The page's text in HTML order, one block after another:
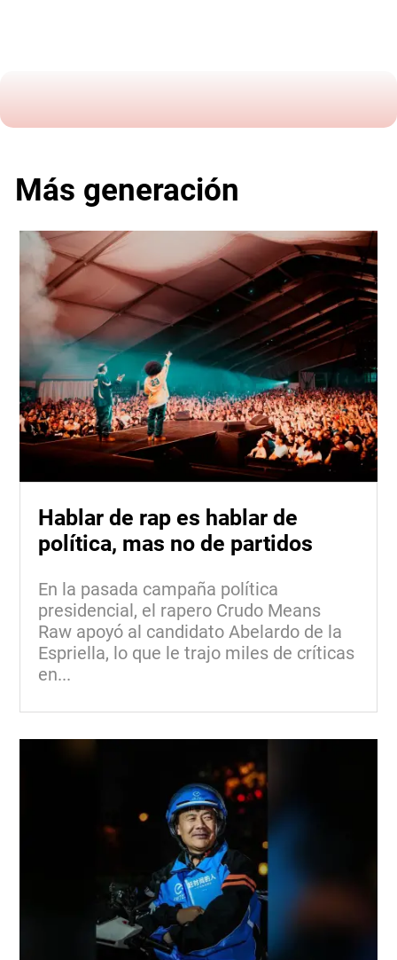
Más generación
Hablar de rap es hablar de
política, mas no de partidos
En la pasada campaña política
presidencial, el rapero Crudo Means
Raw apoyó al candidato Abelardo de la
Espriella, lo que le trajo miles de críticas
en...